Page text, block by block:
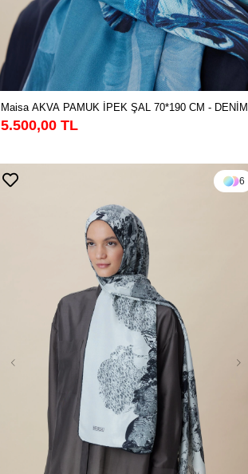
Maisa AKVA PAMUK İPEK ŞAL 70*190 CM - DENİM
5.500,00 TL
6